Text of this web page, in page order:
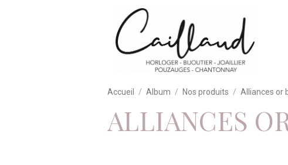
Accueil Album Nos produits Alliances or
ALLIANCES